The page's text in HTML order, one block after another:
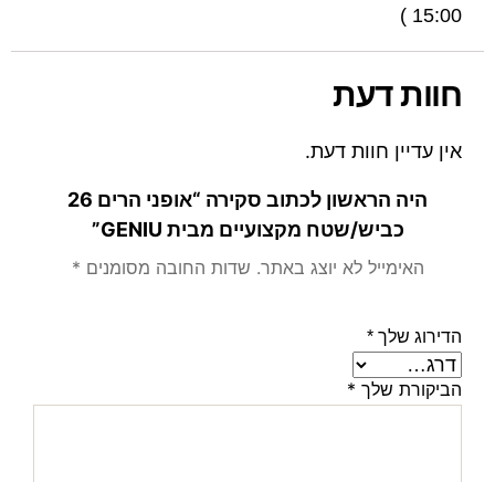
15:00 )
חוות דעת
אין עדיין חוות דעת.
היה הראשון לכתוב סקירה “אופני הרים 26
כביש/שטח מקצועיים מבית GENIU”
האימייל לא יוצג באתר. שדות החובה מסומנים *
הדירוג שלך *
הביקורת שלך *